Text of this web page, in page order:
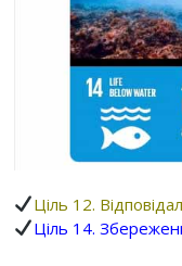
Ціль 12.
Ціль 14.